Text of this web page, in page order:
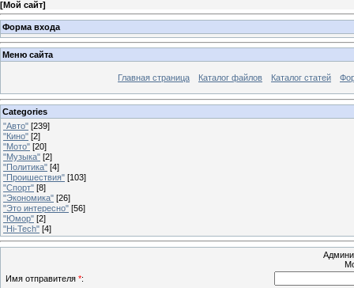
[Мой сайт]
Форма входа
Меню сайта
Главная страница Каталог файлов Каталог статей
Categories
"Авто" [239]
"Кино" [2]
"Мото" [20]
"Музыка" [2]
"Политика" [4]
"Проишествия" [103]
"Спорт" [8]
"Экономика" [26]
"Это интересно" [56]
"Юмор" [2]
"Hi-Tech" [4]
Имя отправителя *: